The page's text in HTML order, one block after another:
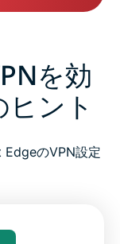
を効
ント
のVPN設定